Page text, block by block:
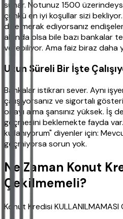
sunar. Notunuz 1500
çünkü en iyi koşullar sizi
diye merak ediyorsanız
altında olsa bile bazı bankalar
verebiliyor. Ama faiz biraz daha
Uzun Süreli Bir İşte
Bankalar istikrarı sever. Aynı
çalışıyorsanız ve sigortalı
onayı alma şansınız yüksek. İş
geçmesini beklemekte fayda
kullanıyorum" diyenler için:
geçmiyorsa sorun yok.
Ne Zaman Konut
Çekilmemeli?
Konut Kredisi